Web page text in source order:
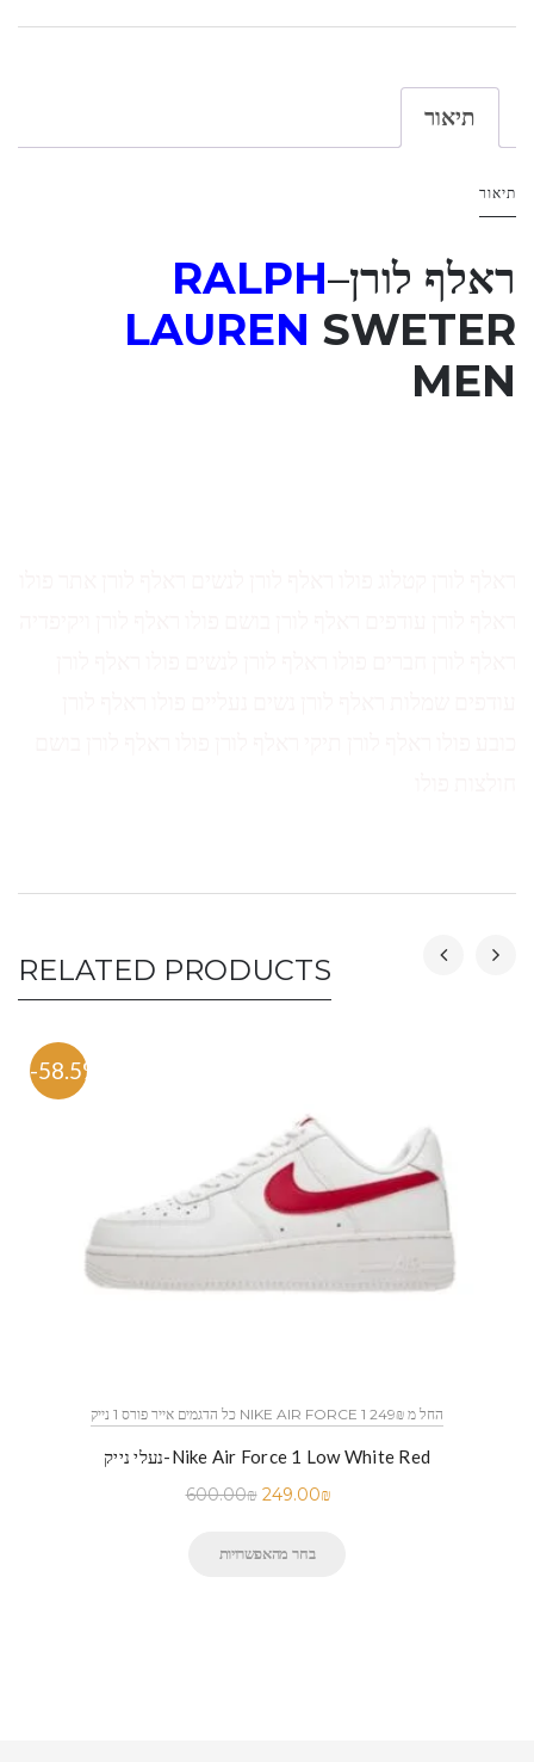
תיאור
תיאור
ראלף לורן–
RALPH
LAUREN SWETER
MEN
RELATED PRODUCTS
-58.5%
כל הדגמים אייר פורס 1 נייק NIKE AIR FORCE 1 החל מ 249₪
נעלי נייק-Nike Air Force 1 Low White Red
600.00₪ 249.00₪
בחר מהאפשרויות